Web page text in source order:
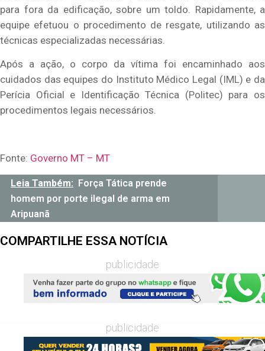
para fora da edificação, sobre um toldo. Rapidamente, a
equipe efetuou o procedimento de resgate, utilizando as
técnicas especializadas necessárias.
Após a ação, o corpo da vítima foi encaminhado aos
cuidados das equipes do Instituto Médico Legal (IML) e da
Perícia Oficial e Identificação Técnica (Politec) para os
procedimentos legais necessários.
Fonte: Governo MT – MT
Leia Também: Força Tática prende
homem por porte ilegal de arma em
Aripuanã
COMPARTILHE ESSA NOTÍCIA
publicidade
publicidade